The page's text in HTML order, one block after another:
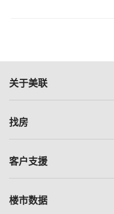
关于美联
美联集团
人才招募
找房
一手新房
减价
客户支援
自助放盘
楼市数据